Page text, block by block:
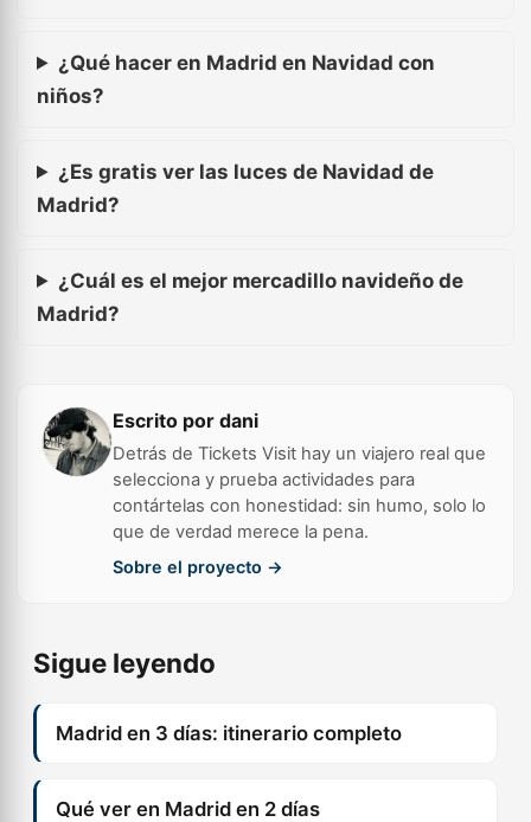
¿Qué hacer en Madrid en Navidad con
niños?
¿Es gratis ver las luces de Navidad de
Madrid?
¿Cuál es el mejor mercadillo navideño de
Madrid?
Escrito por dani
Detrás de Tickets Visit hay un viajero real que
selecciona y prueba actividades para
contártelas con honestidad: sin humo, solo lo
que de verdad merece la pena.
Sobre el proyecto →
Sigue leyendo
Madrid en 3 días: itinerario completo
Qué ver en Madrid en 2 días